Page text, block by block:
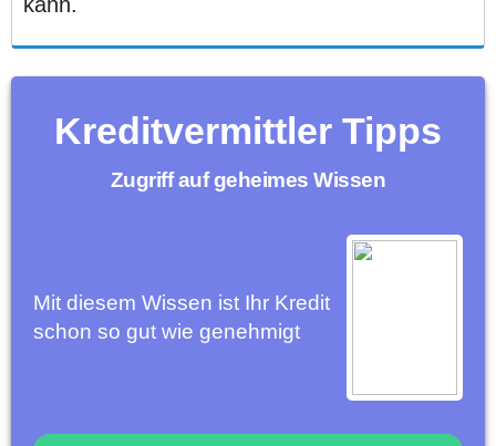
Kreditvermittler Tipps
Zugriff auf geheimes Wissen
Mit diesem Wissen ist Ihr Kredit
schon so gut wie genehmigt